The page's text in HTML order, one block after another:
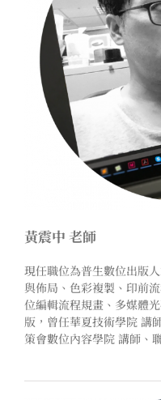
黃震中 老師
現任職位為普生數位出版
與佈局、色彩複製、印前
位編輯流程規畫、多媒體
版，曾任華夏技術學院 講
策會數位內容學院 講師、